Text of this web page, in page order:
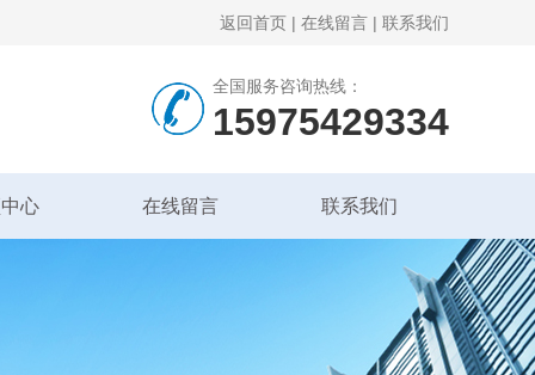
返回首页 | 在线留言 | 联系我们
全国服务咨询热线：
15975429334
心 在线留言 联系我们